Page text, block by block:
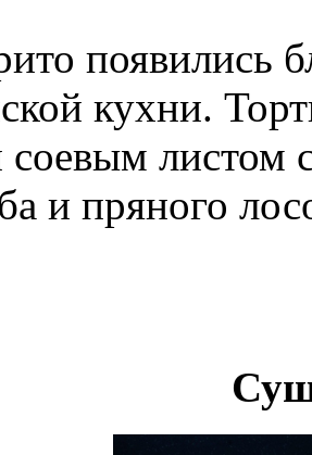
появились
кухни.
соевым листом
и пряного